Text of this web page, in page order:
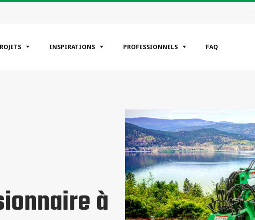
INSPIRATIONS PROFESSIONNELS FAQ
à